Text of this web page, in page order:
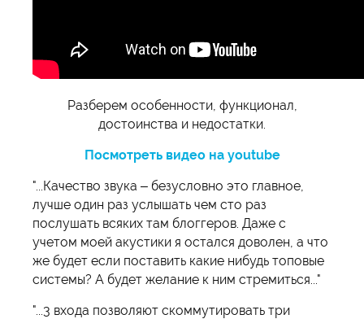
Разберем особенности, функционал,
достоинства и недостатки.
Посмотреть видео на youtube
"...Качество звука – безусловно это главное,
лучше один раз услышать чем сто раз
послушать всяких там блоггеров. Даже с
учетом моей акустики я остался доволен, а что
же будет если поставить какие нибудь топовые
системы? А будет желание к ним стремиться..."
"...3 входа позволяют скоммутировать три